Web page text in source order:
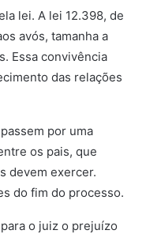
lei. A lei 12.398, de
avós, tamanha a
Essa convivência
das relações
por uma
os pais, que
devem exercer.
do fim do processo.
o juiz o prejuízo